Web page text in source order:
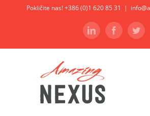
Pokličite nas! +386 (0)1 620 85 31 |
LinkedInFacebook